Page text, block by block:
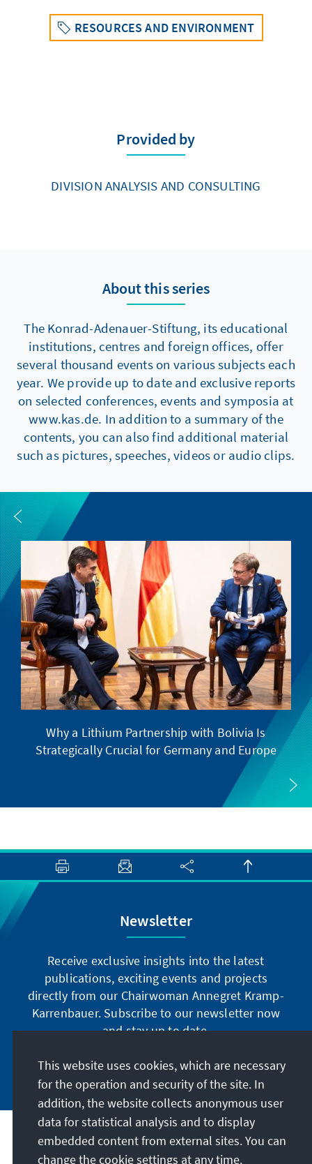
RESOURCES AND ENVIRONMENT
Provided by
DIVISION ANALYSIS AND CONSULTING
About this series
The Konrad-Adenauer-Stiftung, its educational
institutions, centres and foreign offices, offer
several thousand events on various subjects each
year. We provide up to date and exclusive reports
on selected conferences, events and symposia at
www.kas.de. In addition to a summary of the
contents, you can also find additional material
such as pictures, speeches, videos or audio clips.
Why a Lithium Partnership with Bolivia Is
Strategically Crucial for Germany and Europe
Newsletter
Receive exclusive insights into the latest
publications, exciting events and projects
directly from our Chairwoman Annegret Kramp-
Karrenbauer. Subscribe to our newsletter now
and stay up to date.
Subscribe now
Our mission
This website uses cookies, which are necessary
for the operation and security of the site. In
addition, the website collects anonymous user
data for statistical analysis and to display
embedded content from external sites. You can
change the cookie settings at any time.